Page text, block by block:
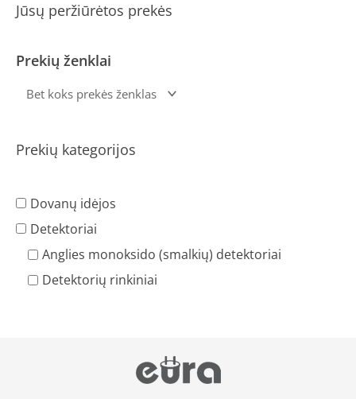
Jūsų peržiūrėtos prekės
Prekių ženklai
Prekių kategorijos
Dovanų idėjos
Detektoriai
Anglies monoksido (smalkių) detektoriai
Detektorių rinkiniai